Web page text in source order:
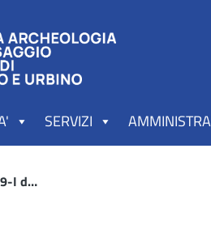
SERVIZI
Determina prot. 17009-I del 31/12/2024 – Ancona, chiesa di Santa Maria di Portonovo, pubblicazione scientifica – Maggioli s.p.a.